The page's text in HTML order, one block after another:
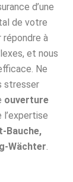
d’une
de votre
répondre à
et nous
Ne
stresser
ouverture
Bauche,
Wächter.